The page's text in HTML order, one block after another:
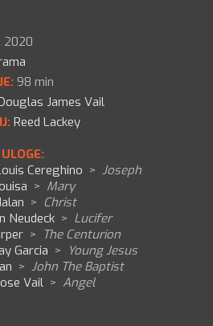
2020
98 min
James Vail
Reed Lackey
Cereghino > Joseph
> Mary
> Christ
Neudeck > Lucifer
> The Centurion
Garcia > Young Jesus
> John The Baptist
Vail > Angel